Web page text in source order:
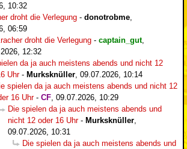
10:32
droht die Verlegung - donotrobme
06:59
droht die Verlegung - captain_gut,
12:32
da ja auch meistens abends und nicht 12
Uhr- Murksknüller 09.07.2026, 10:14
spielen da ja auch meistens abends und nicht 12
16 Uhr- CF 09.07.2026, 10:29
Die spielen da ja auch meistens abends und
nicht 12 oder 16 Uhr- Murksknüller
09.07.2026, 10:31
Die spielen da ja auch meistens abends und